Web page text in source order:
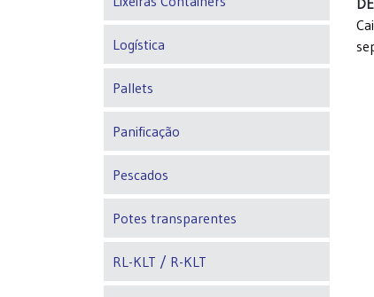
Logística
Pallets
Panificação
Pescados
Potes transparentes
RL-KLT / R-KLT